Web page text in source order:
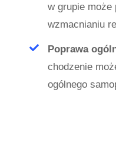
w grupie może
wzmacnianiu
Poprawa
chodzenie
ogólnego